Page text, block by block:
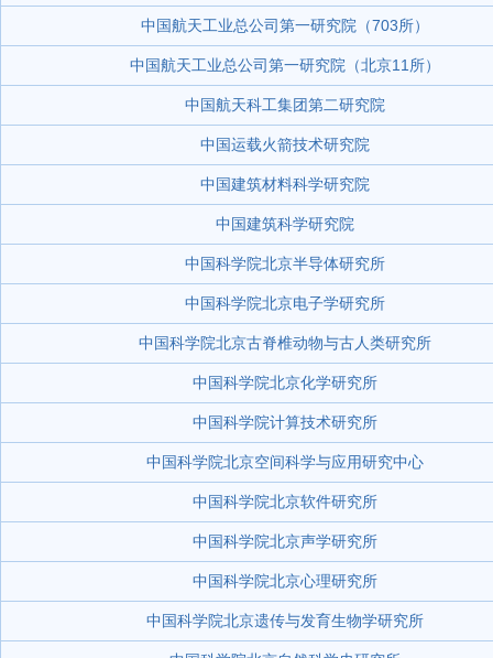
中国航天工业总公司第一研究院（703所）
中国航天工业总公司第一研究院（北京11所）
中国航天科工集团第二研究院
中国运载火箭技术研究院
中国建筑材料科学研究院
中国建筑科学研究院
中国科学院北京半导体研究所
中国科学院北京电子学研究所
中国科学院北京古脊椎动物与古人类研究所
中国科学院北京化学研究所
中国科学院计算技术研究所
中国科学院北京空间科学与应用研究中心
中国科学院北京软件研究所
中国科学院北京声学研究所
中国科学院北京心理研究所
中国科学院北京遗传与发育生物学研究所